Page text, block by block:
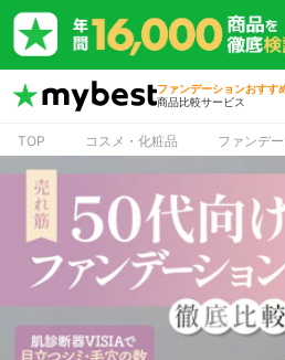
ファンデーションおすす
商品比較サービス
TOP コスメ・化粧品 ファンデ